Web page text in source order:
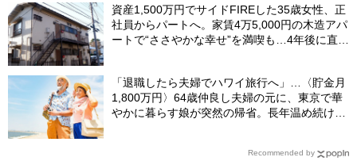
資産1,500万円でサイドFIREした35歳女性、正
社員からパートへ。家賃4万5,000円の木造アパ
ートで“ささやかな幸せ”を満喫も…4年後に直面
「退職したら夫婦でハワイ旅行へ」…〈貯金月
1,800万円〉64歳仲良し夫婦の元に、東京で華
やかに暮らす娘が突然の帰省。長年温め続けた
Recommended by